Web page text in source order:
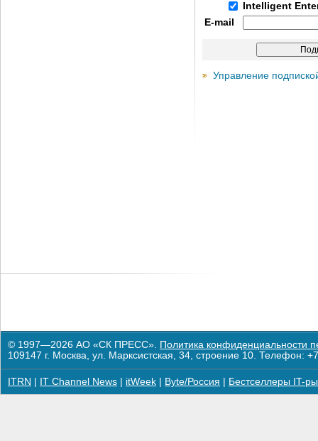
Intelligent
E-mail
Управление
© 1997—2026 АО «СК ПРЕСС». Политика конфиденциальности
109147 г. Москва, ул. Марксистская, 34, строение 10. Телефон:
ITRN IT Channel News itWeek Byte/Россия Бестселлеры IT-